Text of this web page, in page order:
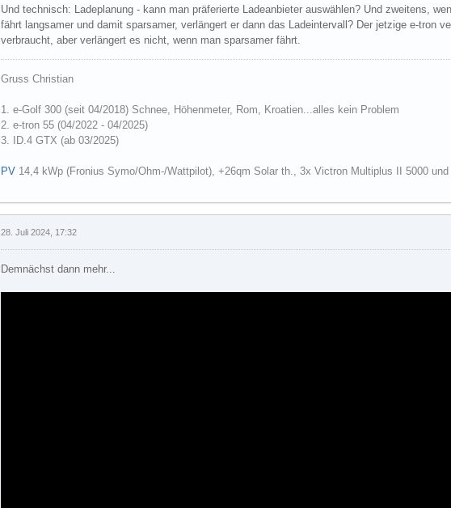
Und technisch: Ladeplanung - kann man präferierte Ladeanbieter auswählen? Und zweitens,
fährt langsamer und damit sparsamer, verlängert er dann das Ladeintervall? Der jetzige e-tron
verbraucht, aber verlängert es nicht, wenn man sparsamer fährt.
Gruss Christian
1.e-Golf 300 (seit 04/2018) Schnee, Höhenmeter, Rom, Kroatien...alles kein Problem
2. e-tron 55 (04/2022 - 04/2025)
3. ID.4 GTX (ab 03/2025)
PV 14,4 kWp (Fronius Symo/Ohm-/Wattpilot), +26qm Solar th., 3x Victron Multiplus II 5000
28. Juli 2024, 17:32
Demnächst dann mehr...